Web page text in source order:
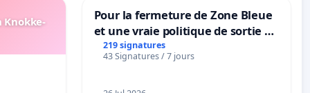
Knokke-
Pour la fermeture de Zone Bleue
et une vraie politique de sortie de
la dépendance
219 signatures
43 Signatures / 7 jours